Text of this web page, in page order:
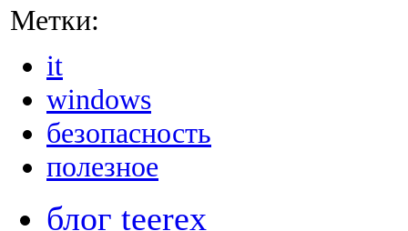
Метки:
it
windows
безопасность
полезное
блог teerex